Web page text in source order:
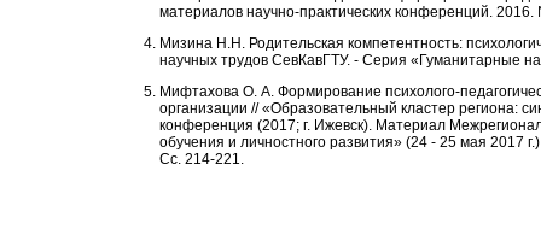
материалов научно-практических конференций.
Мизина Н.Н. Родительская компетентность:
научных трудов СевКавГТУ. - Серия «Гуманитарные
Мифтахова О. А. Формирование психолого-
организации // «Образовательный кластер региона:
конференция (2017; г. Ижевск). Материал
обучения и личностного развития» (24 - 25 мая
Сс. 214-221.